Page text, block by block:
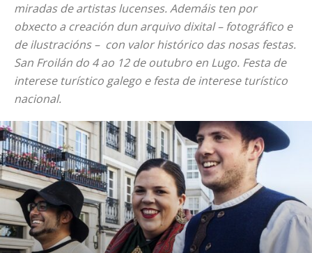
miradas de artistas lucenses. Ademáis ten por
obxecto a creación dun arquivo dixital – fotográfico e
de ilustracións – con valor histórico das nosas festas.
San Froilán do 4 ao 12 de outubro en Lugo. Festa de
interese turístico galego e festa de interese turístico
nacional.